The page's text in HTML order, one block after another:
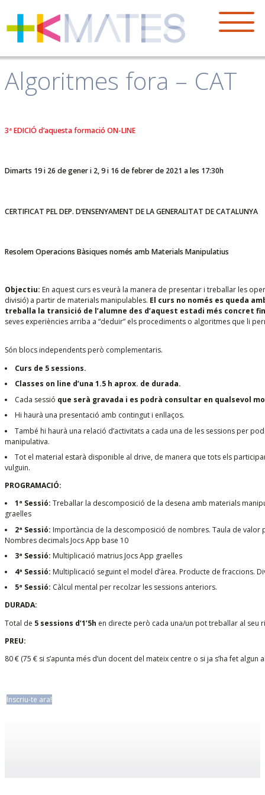
Algoritmes fora – CAT
3ª EDICIÓ d’aquesta formació ON-LINE
Dimarts 19 i 26 de gener i 2, 9 i 16 de febrer de 2021 a les 17:30h
CERTIFICAT PEL DEP. D’ENSENYAMENT DE LA GENERALITAT DE CATALUNYA
Resolem Operacions Bàsiques només amb Materials Manipulatius
Objectiu: En aquest curs es veurà la manera de presentar i treballar les
divisió) a partir de materials manipulables. El curs no només es queda
treballa la transició de l’alumne des d’aquest estadi més concret
seves experiències arriba a “deduir” els procediments o algoritmes que li
Són blocs independents però complementaris.
Curs de 5 sessions.
Classes on line d’una 1.5 h aprox. de durada.
Cada sessió que serà gravada i es podrà consultar en qualsevol
Hi haurà una presentació amb contingut i enllaços.
També hi haurà una relació d’activitats a cada una de les sessions per
manipulativa.
Tot el material estarà disponible al drive, de manera que tots els
vulguin.
PROGRAMACIÓ:
1ª Sessió: Treballar la descomposició de la desena amb materials
graelles
2ª Sessió: Importància de la descomposició de nombres. Taula de valor
Nombres decimals Jocs App base 10
3ª Sessió: Multiplicació matrius Jocs App graelles
4ª Sessió: Multiplicació seguint el model d’àrea. Producte de fraccions.
5ª Sessió: Càlcul mental per recolzar les sessions anteriors.
DURADA:
Total de 5 sessions d’1’5h en directe però cada una/un pot treballar al seu
PREU:
80 € (75 € si s’apunta més d’un docent del mateix centre o si ja s’ha fet algun
Inscriu-te ara!